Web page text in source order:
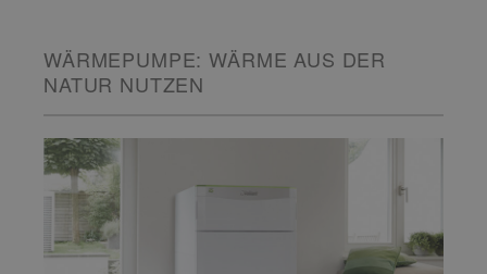
WÄRMEPUMPE: WÄRME AUS DER
NATUR NUTZEN